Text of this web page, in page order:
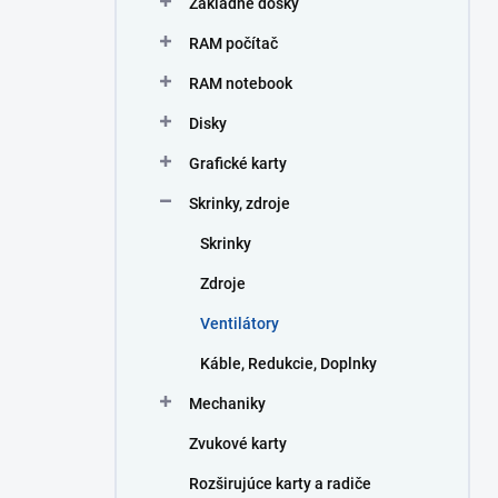
RAM počítač
RAM notebook
Disky
Grafické karty
Skrinky, zdroje
Skrinky
Zdroje
Ventilátory
Káble, Redukcie, Doplnky
Mechaniky
Zvukové karty
Rozširujúce karty a radiče